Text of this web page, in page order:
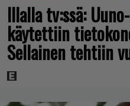
Illalla tv:ssä:
käytettiin
Sellainen tehtiin